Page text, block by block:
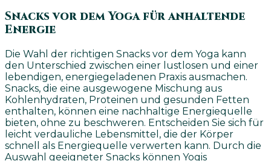
Snacks vor dem Yoga für anhaltende
Energie
Die Wahl der richtigen Snacks vor dem Yoga kann
den Unterschied zwischen einer lustlosen und einer
lebendigen, energiegeladenen Praxis ausmachen.
Snacks, die eine ausgewogene Mischung aus
Kohlenhydraten, Proteinen und gesunden Fetten
enthalten, können eine nachhaltige Energiequelle
bieten, ohne zu beschweren. Entscheiden Sie sich für
leicht verdauliche Lebensmittel, die der Körper
schnell als Energiequelle verwerten kann. Durch die
Auswahl geeigneter Snacks können Yogis